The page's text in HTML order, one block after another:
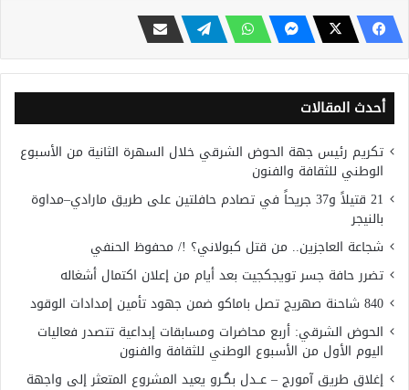
أحدث المقالات
تكريم رئيس جهة الحوض الشرقي خلال السهرة الثانية من الأسبوع
الوطني للثقافة والفنون
21 قتيلاً و37 جريحاً في تصادم حافلتين على طريق مارادي–مداوة
بالنيجر
شجاعة العاجزين.. من قتل كبولاني؟ !/ محفوظ الحنفي
تضرر حافة جسر تويجكجيت بعد أيام من إعلان اكتمال أشغاله
840 شاحنة صهريج تصل باماكو ضمن جهود تأمين إمدادات الوقود
الحوض الشرقي: أربع محاضرات ومسابقات إبداعية تتصدر فعاليات
اليوم الأول من الأسبوع الوطني للثقافة والفنون
إغلاق طريق آمورج – عــدل بگـرو يعيد المشروع المتعثر إلى واجهة